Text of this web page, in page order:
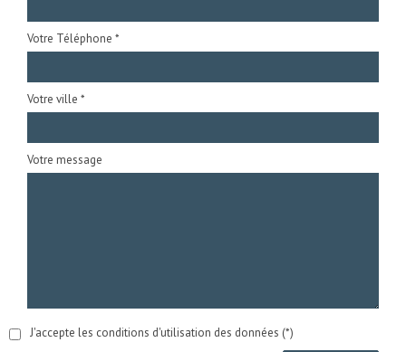
Votre Téléphone *
Votre ville *
Votre message
J'accepte les conditions d'utilisation des données (*)